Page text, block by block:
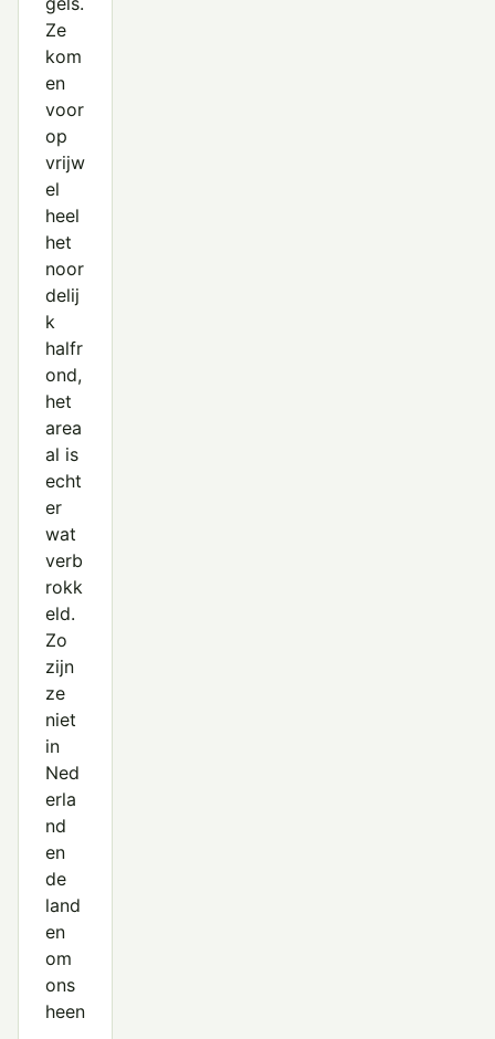
Ze
kom
en
voor
op
vrijw
el
heel
het
noor
delij
k
halfr
ond,
het
area
al is
echt
er
wat
verb
rokk
eld.
Zo
zijn
ze
niet
in
Ned
erla
nd
en
de
land
en
om
ons
heen